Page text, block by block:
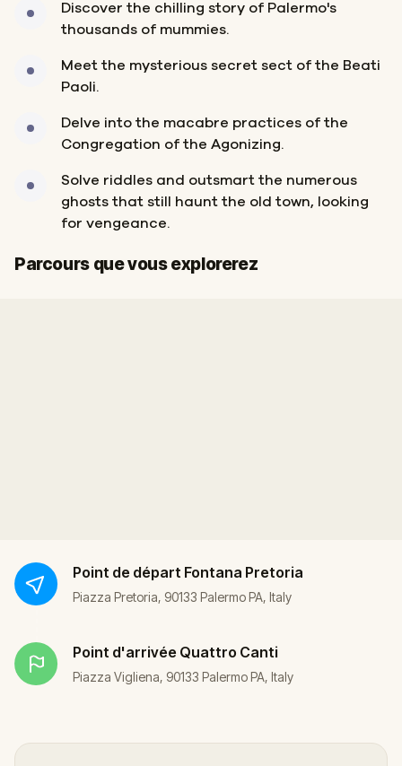
Discover the chilling story of Palermo's
thousands of mummies.
Meet the mysterious secret sect of the Beati
Paoli.
Delve into the macabre practices of the
Congregation of the Agonizing.
Solve riddles and outsmart the numerous
ghosts that still haunt the old town, looking
for vengeance.
Parcours que vous explorerez
Départ
Arrivée
Point de départ Fontana Pretoria
Piazza Pretoria, 90133 Palermo PA, Italy
Point d'arrivée Quattro Canti
Piazza Vigliena, 90133 Palermo PA, Italy